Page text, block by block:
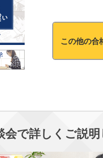
この他の合
会で詳しくご説